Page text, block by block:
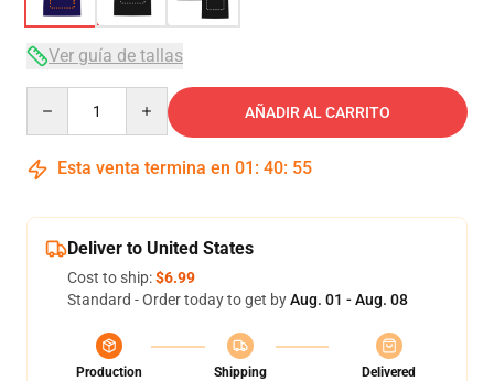
Ver guía de tallas
AÑADIR AL CARRITO
Esta venta termina en 01 : 40: 55
Deliver to United States
Cost to ship:$6.99
Standard - Order today to get byAug. 01 - Aug. 08
Production
Shipping
Delivered